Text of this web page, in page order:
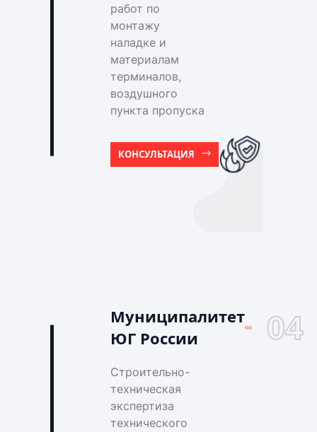
работ по
монтажу
наладке и
материалам
терминалов,
воздушного
пункта пропуска
КОНСУЛЬТАЦИЯ
Муниципалитет
ЮГ России
04
Строительно-
техническая
экспертиза
технического